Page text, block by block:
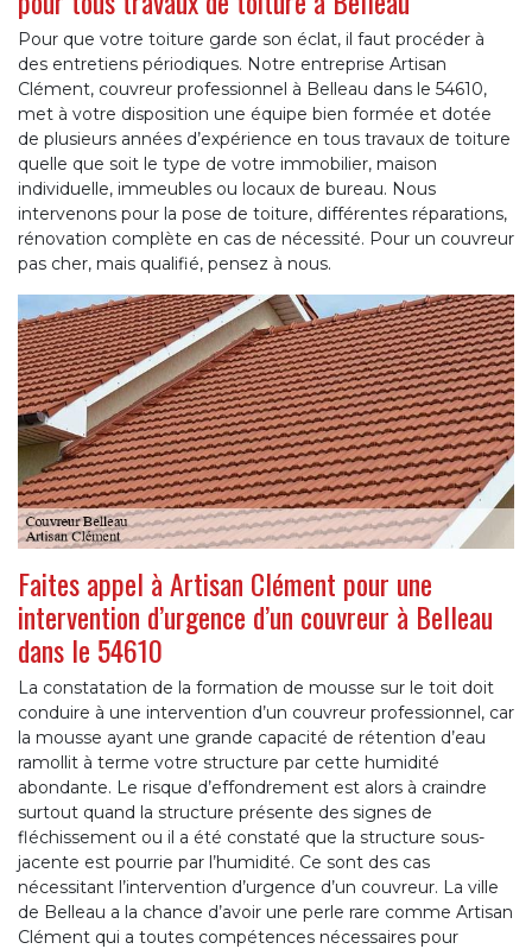
Pour que votre toiture garde son éclat, il faut procéder à
des entretiens périodiques. Notre entreprise Artisan
Clément, couvreur professionnel à Belleau dans le 54610,
met à votre disposition une équipe bien formée et dotée
de plusieurs années d’expérience en tous travaux de toiture
quelle que soit le type de votre immobilier, maison
individuelle, immeubles ou locaux de bureau. Nous
intervenons pour la pose de toiture, différentes réparations,
rénovation complète en cas de nécessité. Pour un couvreur
pas cher, mais qualifié, pensez à nous.
Faites appel à Artisan Clément pour une
intervention d’urgence d’un couvreur à Belleau
dans le 54610
La constatation de la formation de mousse sur le toit doit
conduire à une intervention d’un couvreur professionnel, car
la mousse ayant une grande capacité de rétention d’eau
ramollit à terme votre structure par cette humidité
abondante. Le risque d’effondrement est alors à craindre
surtout quand la structure présente des signes de
fléchissement ou il a été constaté que la structure sous-
jacente est pourrie par l’humidité. Ce sont des cas
nécessitant l’intervention d’urgence d’un couvreur. La ville
de Belleau a la chance d’avoir une perle rare comme Artisan
Clément qui a toutes compétences nécessaires pour